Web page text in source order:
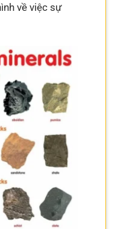
về việc sự